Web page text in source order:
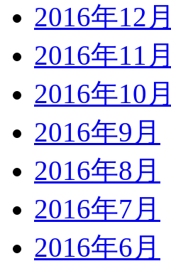
2016年12月
2016年11月
2016年10月
2016年9月
2016年8月
2016年7月
2016年6月